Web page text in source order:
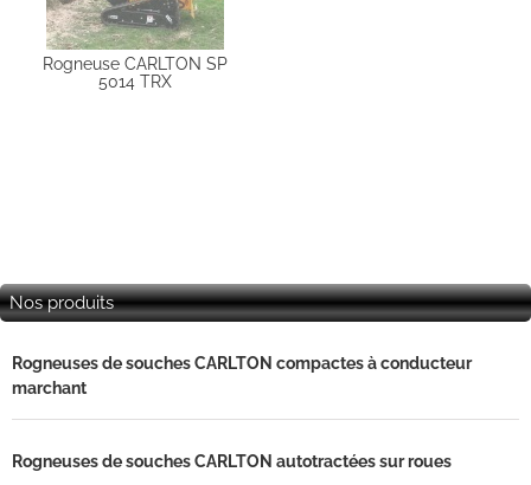
Rogneuse CARLTON SP
5014 TRX
Nos produits
Rogneuses de souches CARLTON compactes à conducteur
marchant
Rogneuses de souches CARLTON autotractées sur roues